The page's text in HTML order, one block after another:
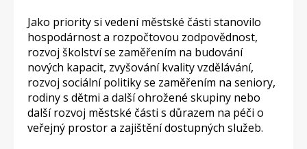
Jako priority si vedení městské části stanovilo
hospodárnost a rozpočtovou zodpovědnost,
rozvoj školství se zaměřením na budování
nových kapacit, zvyšování kvality vzdělávání,
rozvoj sociální politiky se zaměřením na seniory,
rodiny s dětmi a další ohrožené skupiny nebo
další rozvoj městské části s důrazem na péči o
veřejný prostor a zajištění dostupných služeb.